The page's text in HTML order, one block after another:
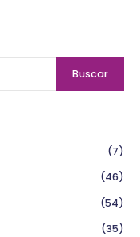
Buscar
(7)
(46)
(54)
(35)